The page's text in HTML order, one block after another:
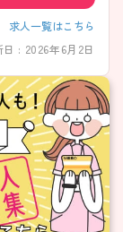
人一覧はこちら
日 : 2026年6月2日